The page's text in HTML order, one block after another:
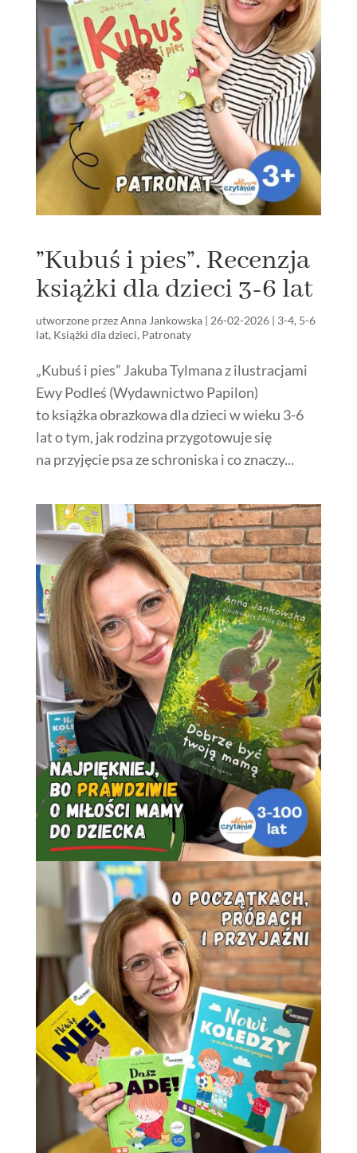
”Kubuś i pies”. Recenzja
książki dla dzieci 3-6 lat
utworzone przezAnna Jankowska| 26-02-2026| 3-4, 5-6
lat, Książki dla dzieci, Patronaty
„Kubuś i pies” Jakuba Tylmana z ilustracjami
Ewy Podleś (Wydawnictwo Papilon)
to książka obrazkowa dla dzieci w wieku 3-6
lat o tym, jak rodzina przygotowuje się
na przyjęcie psa ze schroniska i co znaczy...